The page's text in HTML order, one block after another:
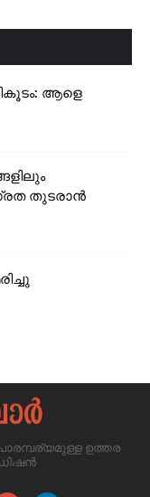
ആളെ
തുടരാൻ
ഉത്തര